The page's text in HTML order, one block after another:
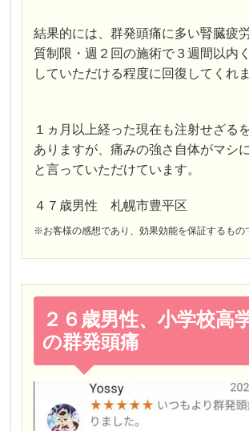
結果的には、群発頭痛に多い腎臓疲
質制限・週２回の施術で３週間以内
していただける程度に回復してくれま
１ヵ月以上経った現在も注射せざる
ありますが、痛みの強さ自体がマシ
と言っていただけています。
４７歳男性 札幌市豊平区
※お客様の感想であり、効果効能を保証するもの
２６歳男性、小学校高
の群発頭痛